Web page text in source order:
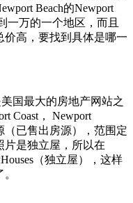
Beach的Newport
一万的一个地区，而且
价高，要找到具体是哪一
国最大的房地产网站之
Coast， Newport
（已售出房源），范围定
片是独立屋，所以在
（独立屋），这样